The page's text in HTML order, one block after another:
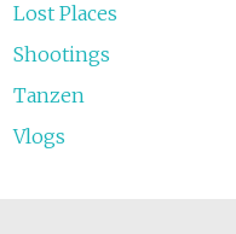
Lost Places
Shootings
Tanzen
Vlogs